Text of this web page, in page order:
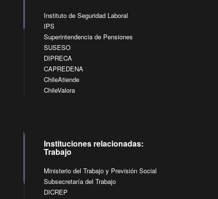
Instituto de Seguridad Laboral
IPS
Superintendencia de Pensiones
SUSESO
DIPRECA
CAPREDENA
ChileAtiende
ChileValora
Instituciones relacionadas:
Trabajo
Ministerio del Trabajo y Previsión Social
Subsecretaría del Trabajo
DICREP